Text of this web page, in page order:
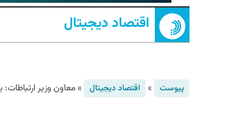
اقتصاد دیجیتال
پیوست » اقتصاد دیجیتال »معاون وزیر